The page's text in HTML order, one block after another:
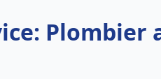
Plombier